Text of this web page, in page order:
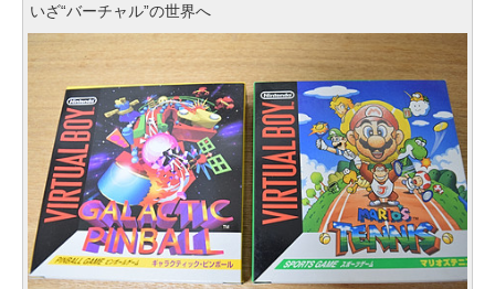
いざ“バーチャル”の世界へ